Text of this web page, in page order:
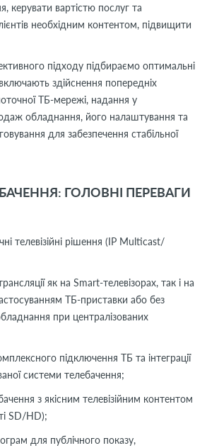
керувати вартістю послуг та
необхідним контентом, підвищити
підходу підбираємо оптимальні
здійснення попередніх
ТБ-мережі, надання у
обладнання, його налаштування та
для забезпечення стабільної
ГОЛОВНІ ПЕРЕВАГИ
телевізійні рішення (IP Multicast/
як на Smart-телевізорах, так і на
ТБ-приставки або без
при централізованих
підключення ТБ та інтеграції
системи телебачення;
з якісним телевізійним контентом
SD/HD);
для публічного показу,